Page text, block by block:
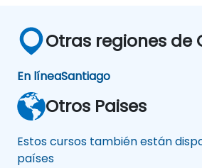
Otras regiones de
En líneaSantiago
Otros Paises
Estos cursos también están
países